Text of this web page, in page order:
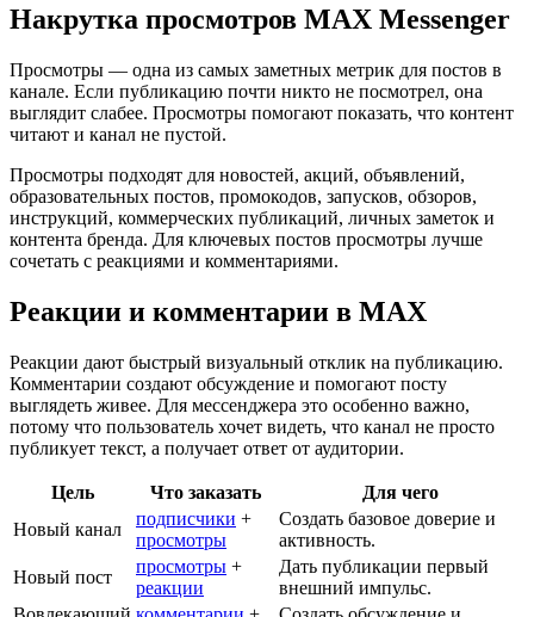
Накрутка просмотров MAX Messenger
Просмотры — одна из самых заметных метрик для постов в
канале. Если публикацию почти никто не посмотрел, она
выглядит слабее. Просмотры помогают показать, что контент
читают и канал не пустой.
Просмотры подходят для новостей, акций, объявлений,
образовательных постов, промокодов, запусков, обзоров,
инструкций, коммерческих публикаций, личных заметок и
контента бренда. Для ключевых постов просмотры лучше
сочетать с реакциями и комментариями.
Реакции и комментарии в MAX
Реакции дают быстрый визуальный отклик на публикацию.
Комментарии создают обсуждение и помогают посту
выглядеть живее. Для мессенджера это особенно важно,
потому что пользователь хочет видеть, что канал не просто
публикует текст, а получает ответ от аудитории.
Цель Что заказать
Для чего
Новый канал
подписчики +
просмотры
Создать базовое доверие и
активность.
Новый пост
просмотры +
реакции
Дать публикации первый
внешний импульс.